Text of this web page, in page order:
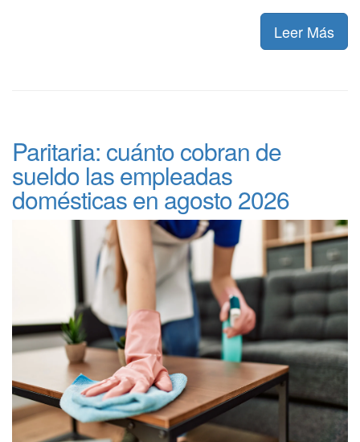
Leer Más
Paritaria: cuánto cobran de
sueldo las empleadas
domésticas en agosto 2026